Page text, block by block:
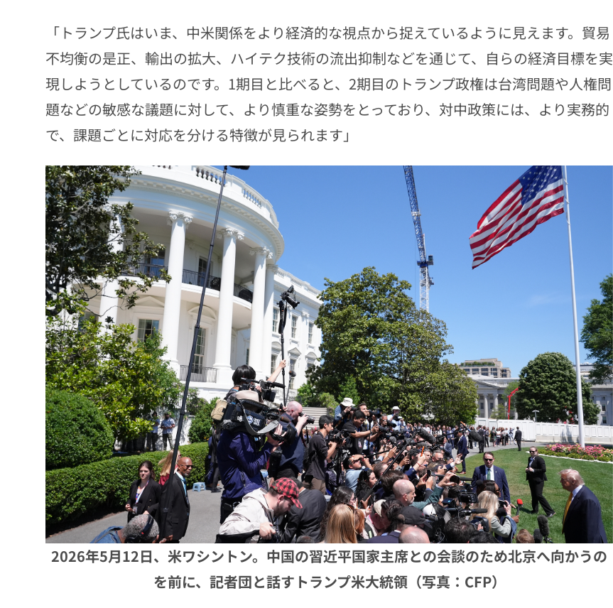
「トランプ氏はいま、中米関係をより経済的な視点から捉えているように見えます。貿易
不均衡の是正、輸出の拡大、ハイテク技術の流出抑制などを通じて、自らの経済目標を実
現しようとしているのです。1期目と比べると、2期目のトランプ政権は台湾問題や人権問
題などの敏感な議題に対して、より慎重な姿勢をとっており、対中政策には、より実務的
で、課題ごとに対応を分ける特徴が見られます」
2026年5月12日、米ワシントン。中国の習近平国家主席との会談のため北京へ向かうの
を前に、記者団と話すトランプ米大統領（写真：CFP）